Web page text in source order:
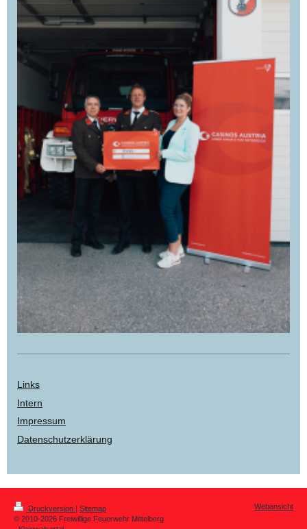
Links
Intern
Impressum
Datenschutzerklärung
Druckversion
Sitemap
© 2010-2026 Freiwillige Feuerwehr Mittelberg
Webansicht